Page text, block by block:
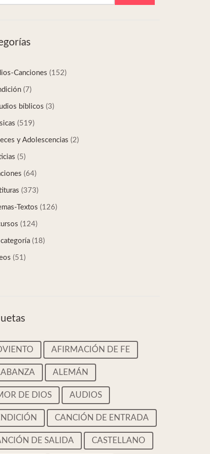
Canciones (152)
(7)
bíblicos (3)
(519)
y Adolescencias (2)
(5)
(64)
(373)
Textos (126)
(124)
(18)
(51)
AFIRMACIÓN DE FE
ALEMÁN
DE DIOS AUDIOS
CANCIÓN DE ENTRADA
DE SALIDA CASTELLANO